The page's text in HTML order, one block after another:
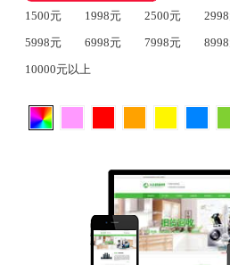
1500元 1998元 2500元
5998元
6998元 7998元
10000元以上